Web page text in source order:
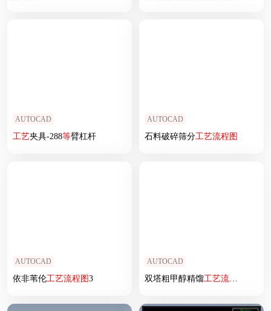
AUTOCAD
工艺夹具-288等臂杠杆
AUTOCAD
石料破碎筛分工艺流程图
AUTOCAD
依非苇伦工艺流程图3
AUTOCAD
双塔粗甲醇精馏工艺流程图